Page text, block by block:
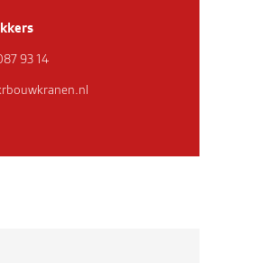
93 14